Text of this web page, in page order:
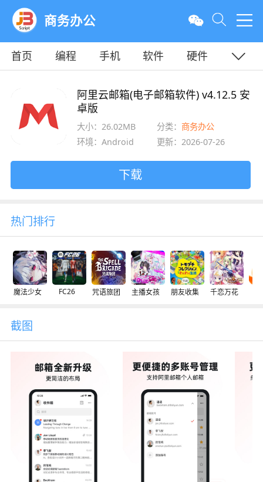
商务办公
首页 编程 手机 软件
硬件
阿里云邮箱(电子邮箱软件) v4.12.5 安
卓版
大小：26.02MB 分类：商务办公
环境：Android
更新：2026-07-26
下载
热门排行
魔法少女 FC26 咒语旅团 主播女孩 朋友收集 千恋万花
截图